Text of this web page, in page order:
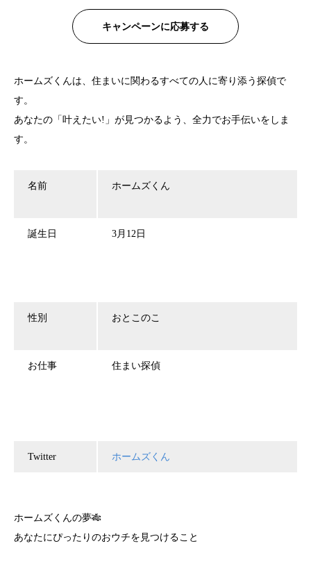
キャンペーンに応募する
ホームズくんは、住まいに関わるすべての人に寄り添う探偵で
す。
あなたの「叶えたい!」が見つかるよう、全力でお手伝いをしま
す。
名前 ホームズくん
誕生日 3月12日
性別 おとこのこ
お仕事 住まい探偵
Twitter ホームズくん
ホームズくんの夢🎋
あなたにぴったりのおウチを見つけること